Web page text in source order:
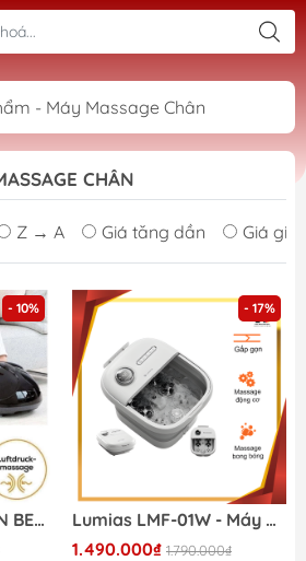
- Máy Massage Chân
CHÂN
Z → A Giá tăng dần Giá
- 10%
MÁY MASSAGE CHÂN BEURER FM90
- 17%
Lumias LMF-01W - Máy massage chân thế hệ mới 2026
1.490.000₫ 1.790.000₫